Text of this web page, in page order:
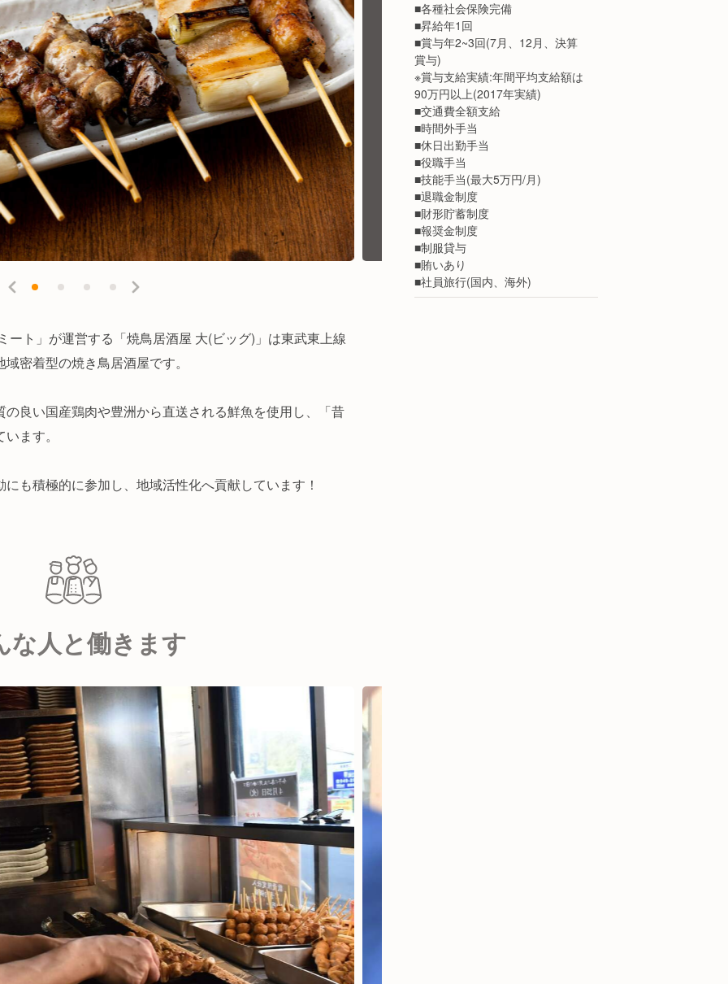
ート」が運営する「焼鳥居酒屋 大(ビッグ)」は東武東上線
密着型の焼き鳥居酒屋です。
良い国産鶏肉や豊洲から直送される鮮魚を使用し、「昔
ます。
も積極的に参加し、地域活性化へ貢献しています！
な人と働きます
■各種社会保険完備
■昇給年1回
■賞与年2~3回(7月、12月、決算
賞与)
※賞与支給実績:年間平均支給額は
90万円以上(2017年実績)
■交通費全額支給
■時間外手当
■休日出勤手当
■役職手当
■技能手当(最大5万円/月)
■退職金制度
■財形貯蓄制度
■報奨金制度
■制服貸与
■賄いあり
■社員旅行(国内、海外)